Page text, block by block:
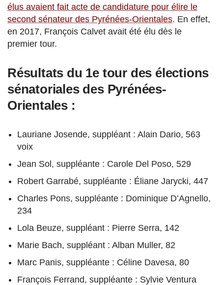
élus avaient fait acte de candidature pour élire le
second sénateur des Pyrénées-Orientales. En effet,
en 2017, François Calvet avait été élu dès le
premier tour.
Résultats du 1e tour des élections
sénatoriales des Pyrénées-
Orientales :
Lauriane Josende, suppléant : Alain Dario, 563
voix
Jean Sol, suppléante : Carole Del Poso, 529
Robert Garrabé, suppléante : Éliane Jarycki, 447
Charles Pons, suppléante : Dominique D’Agnello,
234
Lola Beuze, suppléant : Pierre Serra, 142
Marie Bach, suppléant : Alban Muller, 82
Marc Panis, suppléante : Céline Davesa, 80
François Ferrand, suppléante : Sylvie Ventura